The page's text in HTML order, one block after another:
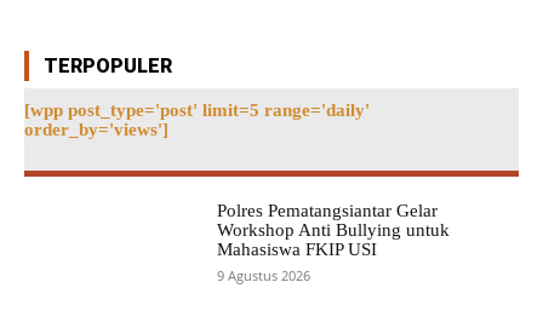
TERPOPULER
[wpp post_type='post' limit=5 range='daily'
order_by='views']
Polres Pematangsiantar Gelar
Workshop Anti Bullying untuk
Mahasiswa FKIP USI
9 Agustus 2026